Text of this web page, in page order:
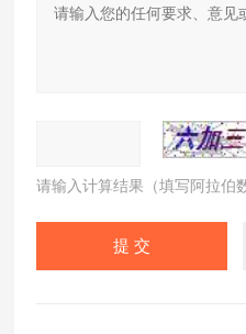
请输入计算结果（填写阿拉伯